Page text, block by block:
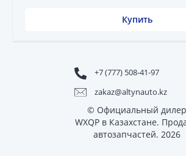
Купить
+7 (777) 508-41-97
zakaz@altynauto.kz
© Официальный дилер
WXQP в Казахстане.
автозапчастей. 2026